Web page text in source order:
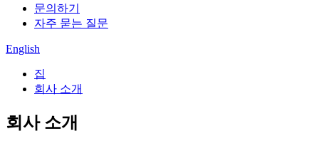
문의하기
자주 묻는 질문
English
집
회사 소개
회사 소개